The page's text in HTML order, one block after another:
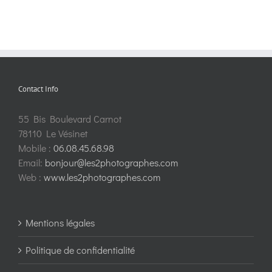
Contact Info
55 Bis Boulevard Carnot
78110 Le Vésinet
Mobile : 06.08.45.68.98
Email: bonjour@les2photographes.com
Web : www.les2photographes.com
Mentions légales
Politique de confidentialité